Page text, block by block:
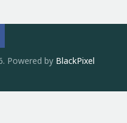
Powered by BlackPixel